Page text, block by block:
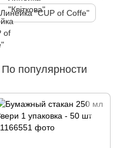
Линейка "CUP of Coffe"
По популярности